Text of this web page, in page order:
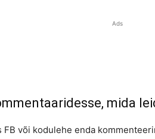
Ads
mida
FB või kodulehe enda